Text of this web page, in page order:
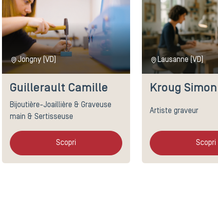
Jongny (VD)
Guillerault Camille
Bijoutière-Joaillière & Graveuse
main & Sertisseuse
Scopri
Lausanne (VD)
Kroug Simon
Artiste graveur
Scopri